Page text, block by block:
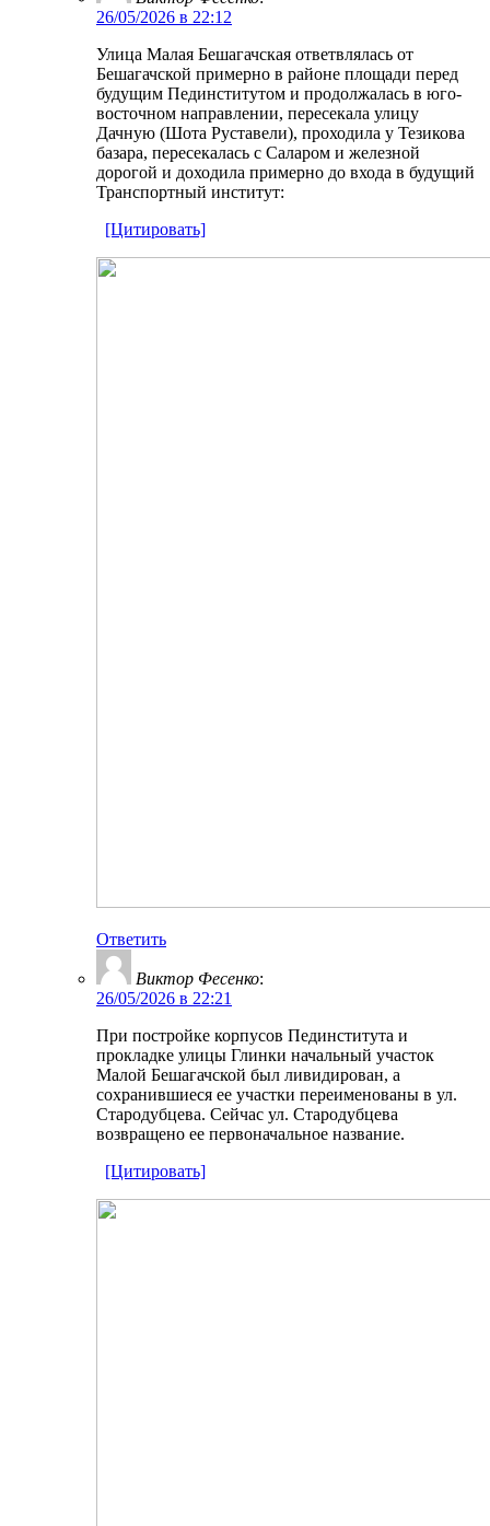
26/05/2026 в 22:12
Улица Малая Бешагачская ответвлялась от
Бешагачской примерно в районе площади перед
будущим Пединститутом и продолжалась в юго-
восточном направлении, пересекала улицу
Дачную (Шота Руставели), проходила у Тезикова
базара, пересекалась с Саларом и железной
дорогой и доходила примерно до входа в будущий
Транспортный институт:
[Цитировать]
Ответить
Виктор Фесенко:
26/05/2026 в 22:21
При постройке корпусов Пединститута и
прокладке улицы Глинки начальный участок
Малой Бешагачской был ливидирован, а
сохранившиеся ее участки переименованы в ул.
Стародубцева. Сейчас ул. Стародубцева
возвращено ее первоначальное название.
[Цитировать]